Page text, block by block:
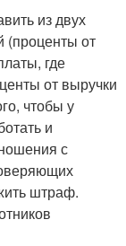
из двух
(проценты от
где
от выручки
чтобы у
и
с
штраф.